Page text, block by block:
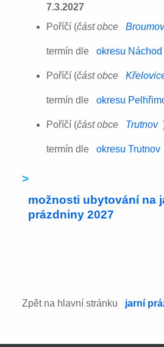
7.3.2027
Poříčí (část obce
termín dle okresu Náchod
Poříčí (část obce
termín dle okresu
Poříčí (část obce Trutnov
termín dle okresu Trutnov
>
možnosti ubytování na
prázdniny 2027
Zpět na hlavní stránku jarní